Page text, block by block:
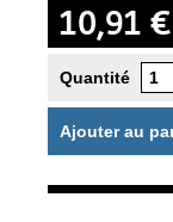
10,91 €
Quantité
Ajouter au